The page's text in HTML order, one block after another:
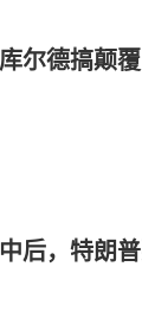
尔德搞颠
后，特朗